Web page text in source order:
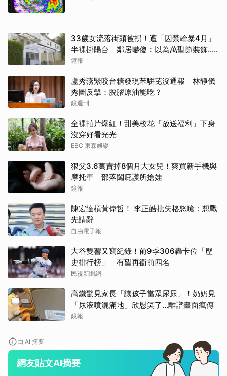
33歲女流落街頭被拐！遭「囚禁輪暴4月」
半裸掛陽台 鄰居嚇傻：以為萬聖節裝飾...
主謀竟與妻小同住
鏡報
盧秀燕緊咬台糖發現苯駢芘沒通報 林靜儀
秀圖反擊：脫膠原油能吃？
鏡週刊
全裸拍片爆紅！甜美校花「放送福利」下身
沒穿好看光光
EBC 東森娛樂
狠父3.6萬賣掉8個月大女兒！爽買新手機與
摩托車 部落闖庇護所搶娃
鏡報
陳宏達槓黃偉哲！ 李正皓批失格怒嗆：想戰
先請辭
自由電子報
大谷雙響又寫紀錄！前9季306轟卡位「歷
史排行榜」 有望再衝前四名
民視新聞網
高鐵驚見家長「讓孩子當眾尿尿」！奶奶見
「尿液噴灑滿地」欣慰笑了…離譜畫面瘋傳
鏡報
由 AI 摘要
網友貼文AI摘要